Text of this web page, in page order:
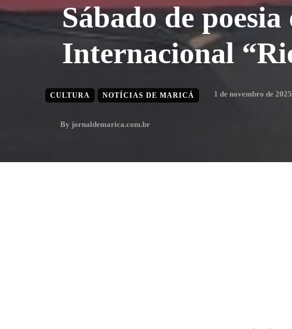
Sábado de
Internacional
CULTURA NOTÍCIAS DE MARICÁ 1 de novembro de 2025
By jornaldemarica.com.br